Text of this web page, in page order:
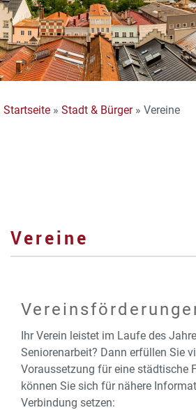
Startseite » Stadt & Bürger» Vereine
Vereine
Ihr Verein leistet im Laufe des
Seniorenarbeit? Dann erfüllen Sie
Voraussetzung für eine städtische
können Sie sich für nähere
Verbindung setzen: